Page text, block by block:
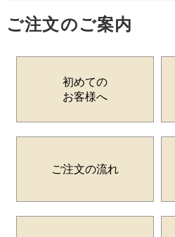
ご注文のご案内
初めての
お客様へ
ご注文の流れ